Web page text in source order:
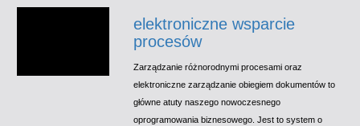
elektroniczne wsparcie
procesów
Zarządzanie różnorodnymi procesami oraz
elektroniczne zarządzanie obiegiem dokumentów to
główne atuty naszego nowoczesnego
oprogramowania biznesowego. Jest to system o